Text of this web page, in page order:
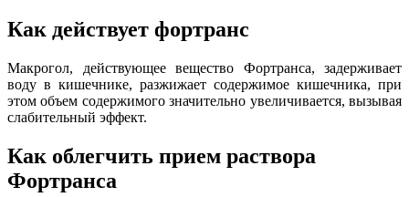
Как действует фортранс
Макрогол, действующее вещество Фортранса, задерживает
воду в кишечнике, разжижает содержимое кишечника, при
этом объем содержимого значительно увеличивается, вызывая
слабительный эффект.
Как облегчить прием раствора
Фортранса